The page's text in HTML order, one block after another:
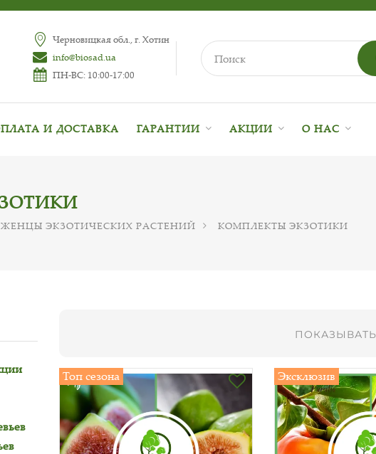
Черновицкая обл., г. Хотин
info@biosad.ua
ПН-ВС: 10:00-17:00
И ДОСТАВКА ГАРАНТИИ АКЦИИ О НАС
ЭКЗОТИЧЕСКИХ РАСТЕНИЙ КОМПЛЕКТЫ ЭКЗОТИКИ
Топ сезона Эксклюзив